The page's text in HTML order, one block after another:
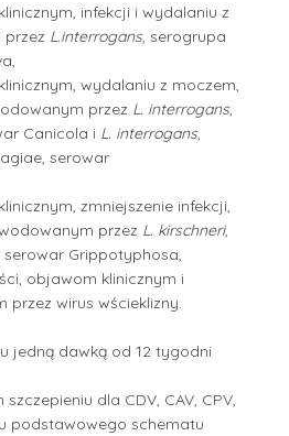
infekcji i wydalaniu z
L.interrogans, serogrupa
wydalaniu z moczem,
przez L. interrogans,
Canicola i L. interrogans,
serowar
zmniejszenie infekcji,
przez L. kirschneri,
Grippotyphosa,
objawom klinicznym i
wirus wścieklizny.
jedną dawką od 12 tygodni
dla CDV, CAV, CPV,
podstawowego schematu